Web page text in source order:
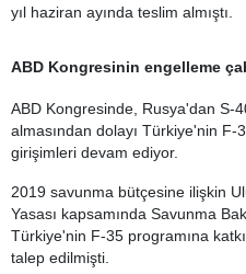
yıl haziran ayında teslim almıştı.
ABD Kongresinin engelleme
ABD Kongresinde, Rusya'dan S-
almasından dolayı Türkiye'nin F-
girişimleri devam ediyor.
2019 savunma bütçesine ilişkin
Yasası kapsamında Savunma
Türkiye'nin F-35 programına
talep edilmişti.